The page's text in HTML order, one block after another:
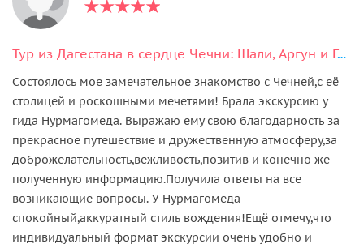
Тур из Дагестана в сердце Чечни: Шали, Аргун и Грозный
Состоялось мое замечательное знакомство с Чечней,с её
столицей и роскошными мечетями! Брала экскурсию у
гида Нурмагомеда. Выражаю ему свою благодарность за
прекрасное путешествие и дружественную атмосферу,за
доброжелательность,вежливость,позитив и конечно же
полученную информацию.Получила ответы на все
возникающие вопросы. У Нурмагомеда
спокойный,аккуратный стиль вождения!Ещё отмечу,что
индивидуальный формат экскурсии очень удобно и